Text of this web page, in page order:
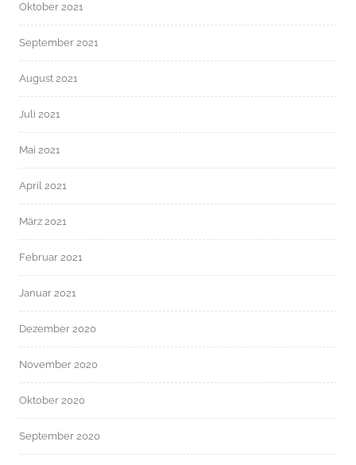
Oktober 2021
September 2021
August 2021
Juli 2021
Mai 2021
April 2021
März 2021
Februar 2021
Januar 2021
Dezember 2020
November 2020
Oktober 2020
September 2020